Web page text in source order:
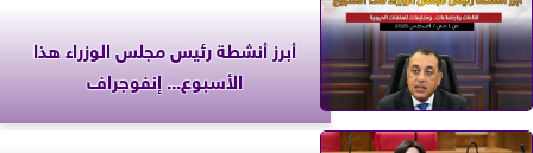
أبرز أنشطة رئيس مجلس الوزراء هذا
الأسبوع... إنفوجراف